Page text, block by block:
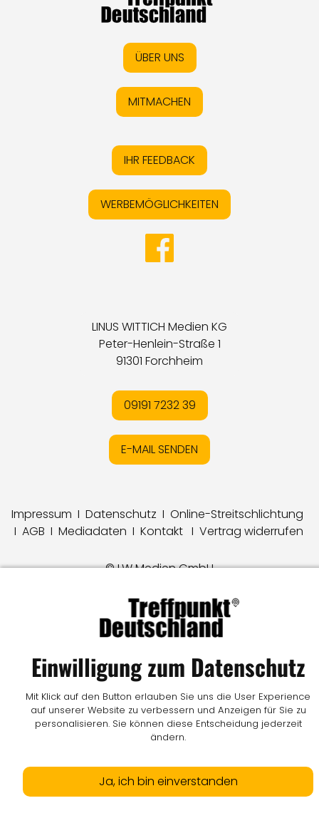
ÜBER UNS
MITMACHEN
IHR FEEDBACK
WERBEMÖGLICHKEITEN
LINUS WITTICH Medien KG
Peter-Henlein-Straße 1
91301 Forchheim
09191 7232 39
E-MAIL SENDEN
Impressum I Datenschutz I Online-Streitschlichtung
I AGB I Mediadaten I Kontakt I Vertrag widerrufen
© LW Medien GmbH
Einwilligung zum Datenschutz
Mit Klick auf den Button erlauben Sie uns die User Experience
auf unserer Website zu verbessern und Anzeigen für Sie zu
personalisieren. Sie können diese Entscheidung jederzeit
ändern.
Ja, ich bin einverstanden